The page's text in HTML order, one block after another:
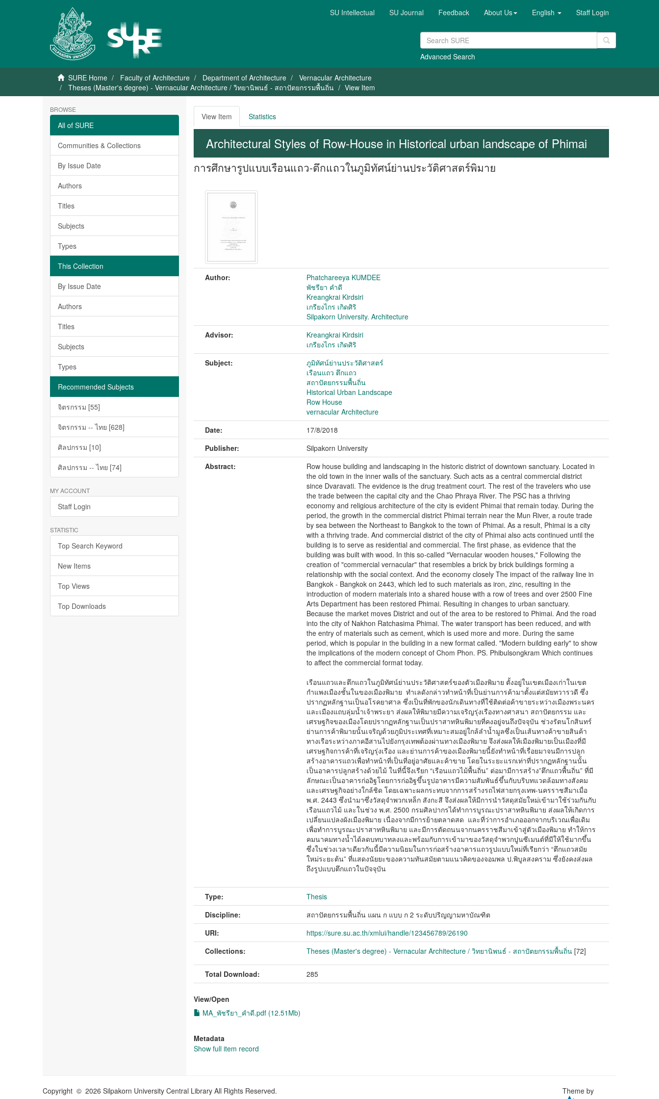
SU Intellectual SU Journal Feedback About Us English Staff Login
Advanced Search
SURE Home Faculty of Architecture Department of Architecture
Vernacular Architecture
Theses (Master's degree) - Vernacular Architecture / วิทยานิพนธ์ - สถาปัตยกรรมพื้นถิ่น
View Item
BROWSE
All of SURE
Communities & Collections
By Issue Date
Authors
Titles
Subjects
Types
This Collection
By Issue Date
Authors
Titles
Subjects
Types
Recommended Subjects
จิตรกรรม [55]
จิตรกรรม -- ไทย [628]
ศิลปกรรม [10]
ศิลปกรรม -- ไทย [74]
MY ACCOUNT
Staff Login
STATISTIC
Top Search Keyword
New Items
Top Views
Top Downloads
View Item Statistics
Architectural Styles of Row-House in Historical urban landscape of Phimai
การศึกษารูปแบบเรือนแถว-ตึกแถวในภูมิทัศน์ย่านประวัติศาสตร์พิมาย
Author:
Phatchareeya KUMDEE
พัชรียา คำดี
Kreangkrai Kirdsiri
เกรียงไกร เกิดศิริ
Silpakorn University. Architecture
Advisor:
Kreangkrai Kirdsiri
เกรียงไกร เกิดศิริ
Subject:
ภูมิทัศน์ย่านประวัติศาสตร์
เรือนแถว ตึกแถว
สถาปัตยกรรมพื้นถิ่น
Historical Urban Landscape
Row House
vernacular Architecture
Date:
17/8/2018
Publisher:
Silpakorn University
Abstract:
Row house building and landscaping in the historic district of downtown sanctuary. Located in
the old town in the inner walls of the sanctuary. Such acts as a central commercial district
since Dvaravati. The evidence is the drug treatment court. The rest of the travelers who use
the trade between the capital city and the Chao Phraya River. The PSC has a thriving
economy and religious architecture of the city is evident Phimai that remain today. During the
period, the growth in the commercial district Phimai terrain near the Mun River, a route trade
by sea between the Northeast to Bangkok to the town of Phimai. As a result, Phimai is a city
with a thriving trade. And commercial district of the city of Phimai also acts continued until the
building is to serve as residential and commercial. The first phase, as evidence that the
building was built with wood. In this so-called "Vernacular wooden houses," Following the
creation of "commercial vernacular" that resembles a brick by brick buildings forming a
relationship with the social context. And the economy closely The impact of the railway line in
Bangkok - Bangkok on 2443, which led to such materials as iron, zinc, resulting in the
introduction of modern materials into a shared house with a row of trees and over 2500 Fine
Arts Department has been restored Phimai. Resulting in changes to urban sanctuary.
Because the market moves District and out of the area to be restored to Phimai. And the road
into the city of Nakhon Ratchasima Phimai. The water transport has been reduced, and with
the entry of materials such as cement, which is used more and more. During the same
period, which is popular in the building in a new format called. "Modern building early" to show
the implications of the modern concept of Chom Phon. PS. Phibulsongkram Which continues
to affect the commercial format today.
เรือนแถวและตึกแถวในภูมิทัศน์ย่านประวัติศาสตร์ของตัวเมืองพิมาย ตั้งอยู่ในเขตเมืองเก่าในเขต
กำแพงเมืองชั้นในของเมืองพิมาย ทำเลดังกล่าวทำหน้าที่เป็นย่านการค้ามาตั้งแต่สมัยทวารวดี ซึ่ง
ปรากฏหลักฐานเป็นอโรคยาศาล ซึ่งเป็นที่พักของนักเดินทางที่ใช้ติดต่อค้าขายระหว่างเมืองพระนคร
และเมืองแถบลุ่มน้ำเจ้าพระยา ส่งผลให้พิมายมีความเจริญรุ่งเรืองทางศาสนา สถาปัตยกรรม และ
เศรษฐกิจของเมืองโดยปรากฏหลักฐานเป็นปราสาทหินพิมายที่คงอยู่จนถึงปัจจุบัน ช่วงรัตนโกสินทร์
ย่านการค้าพิมายนั้นเจริญด้วยภูมิประเทศที่เหมาะสมอยู่ใกล้ลำน้ำมูลซึ่งเป็นเส้นทางค้าขายสินค้า
ทางเรือระหว่างภาคอีสานไปยังกรุงเทพต้องผ่านทางเมืองพิมาย จึงส่งผลให้เมืองพิมายเป็นเมืองที่มี
เศรษฐกิจการค้าที่เจริญรุ่งเรือง และย่านการค้าของเมืองพิมายนี้ยังทำหน้าที่เรื่อยมาจนมีการปลูก
สร้างอาคารแถวเพื่อทำหน้าที่เป็นที่อยู่อาศัยและค้าขาย โดยในระยะแรกเท่าที่ปรากฏหลักฐานนั้น
เป็นอาคารปลูกสร้างด้วยไม้ ในที่นี้จึงเรียก “เรือนแถวไม้พื้นถิ่น” ต่อมามีการสร้าง”ตึกแถวพื้นถิ่น” ที่มี
ลักษณะเป็นอาคารก่ออิฐโดยการก่ออิฐขึ้นรูปอาคารมีความสัมพันธ์ขึ้นกับบริบทแวดล้อมทางสังคม
และเศรษฐกิจอย่างใกล้ชิด โดยเฉพาะผลกระทบจากการสร้างรถไฟสายกรุงเทพ-นครราชสีมาเมื่อ
พ.ศ. 2443 ซึ่งนำมาซึ่งวัสดุจำพวกเหล็ก สังกะสี จึงส่งผลให้มีการนำวัสดุสมัยใหม่เข้ามาใช้ร่วมกันกับ
เรือนแถวไม้ และในช่วง พ.ศ. 2500 กรมศิลปากรได้ทำการบูรณะปราสาทหินพิมาย ส่งผลให้เกิดการ
เปลี่ยนแปลงผังเมืองพิมาย เนื่องจากมีการย้ายตลาดสด และที่ว่าการอำเภอออกจากบริเวณเพื่อเดิม
เพื่อทำการบูรณะปราสาทหินพิมาย และมีการตัดถนนจากนครราชสีมาเข้าสู่ตัวเมืองพิมาย ทำให้การ
คมนาคมทางน้ำได้ลดบทบาทลงและพร้อมกับการเข้ามาของวัสดุจำพวกปูนซีเมนต์ที่มีให้ใช้มากขึ้น
ซึ่งในช่วงเวลาเดียวกันนี้มีความนิยมในการก่อสร้างอาคารแถวรูปแบบใหม่ที่เรียกว่า “ตึกแถวสมัย
ใหม่ระยะต้น” ที่แสดงนัยยะของความทันสมัยตามแนวคิดของจอมพล ป.พิบูลสงคราม ซึ่งยังคงส่งผล
ถึงรูปแบบตึกแถวในปัจจุบัน
Type:
Thesis
Discipline:
สถาปัตยกรรมพื้นถิ่น แผน ก แบบ ก 2 ระดับปริญญามหาบัณฑิต
URI:
https://sure.su.ac.th/xmlui/handle/123456789/26190
Collections:
Theses (Master's degree) - Vernacular Architecture / วิทยานิพนธ์ - สถาปัตยกรรมพื้นถิ่น [72]
Total Download: 285
View/Open
MA_พัชรียา_คำดี.pdf (12.51Mb)
Metadata
Show full item record
Copyright © 2026 Silpakorn University Central Library All Rights Reserved. Theme by